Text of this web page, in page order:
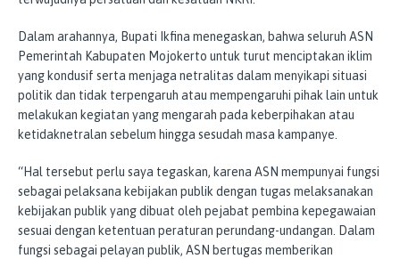
Dalam arahannya, Bupati Ikfina menegaskan, bahwa seluruh ASN
Pemerintah Kabupaten Mojokerto untuk turut menciptakan iklim
yang kondusif serta menjaga netralitas dalam menyikapi situasi
politik dan tidak terpengaruh atau mempengaruhi pihak lain untuk
melakukan kegiatan yang mengarah pada keberpihakan atau
ketidaknetralan sebelum hingga sesudah masa kampanye.
“Hal tersebut perlu saya tegaskan, karena ASN mempunyai fungsi
sebagai pelaksana kebijakan publik dengan tugas melaksanakan
kebijakan publik yang dibuat oleh pejabat pembina kepegawaian
sesuai dengan ketentuan peraturan perundang-undangan. Dalam
fungsi sebagai pelayan publik, ASN bertugas memberikan